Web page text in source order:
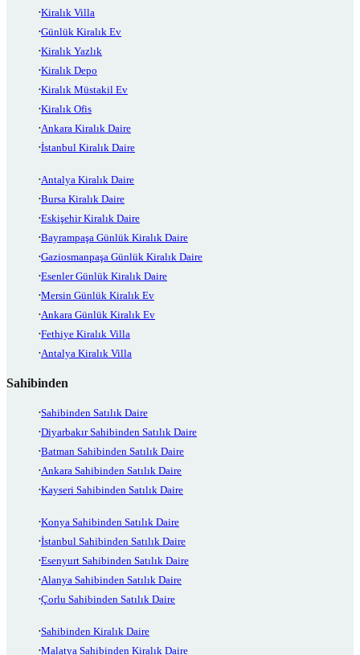
Kiralık Villa
Günlük Kiralık Ev
Kiralık Yazlık
Kiralık Depo
Kiralık Müstakil Ev
Kiralık Ofis
Ankara Kiralık Daire
İstanbul Kiralık Daire
Antalya Kiralık Daire
Bursa Kiralık Daire
Eskişehir Kiralık Daire
Bayrampaşa Günlük Kiralık Daire
Gaziosmanpaşa Günlük Kiralık Daire
Esenler Günlük Kiralık Daire
Mersin Günlük Kiralık Ev
Ankara Günlük Kiralık Ev
Fethiye Kiralık Villa
Antalya Kiralık Villa
Sahibinden
Sahibinden Satılık Daire
Diyarbakır Sahibinden Satılık Daire
Batman Sahibinden Satılık Daire
Ankara Sahibinden Satılık Daire
Kayseri Sahibinden Satılık Daire
Konya Sahibinden Satılık Daire
İstanbul Sahibinden Satılık Daire
Esenyurt Sahibinden Satılık Daire
Alanya Sahibinden Satılık Daire
Çorlu Sahibinden Satılık Daire
Sahibinden Kiralık Daire
Malatya Sahibinden Kiralık Daire